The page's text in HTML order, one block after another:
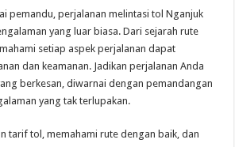
pemandu, perjalanan melintasi tol Nganjuk
yang luar biasa. Dari sejarah rute
setiap aspek perjalanan dapat
dan keamanan. Jadikan perjalanan Anda
berkesan, diwarnai dengan pemandangan
yang tak terlupakan.
tarif tol, memahami rute dengan baik, dan